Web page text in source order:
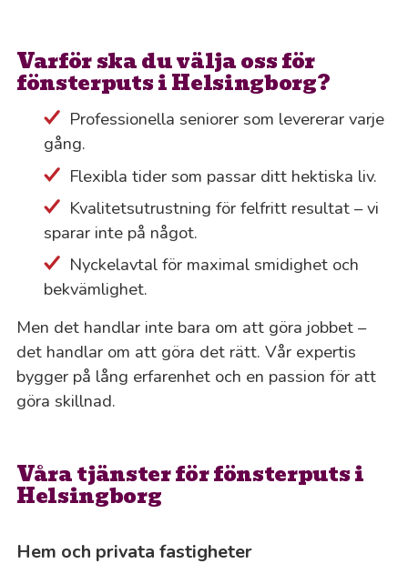
Varför ska du välja oss för
fönsterputs i Helsingborg?
Professionella seniorer som levererar varje
gång.
Flexibla tider som passar ditt hektiska liv.
Kvalitetsutrustning för felfritt resultat – vi
sparar inte på något.
Nyckelavtal för maximal smidighet och
bekvämlighet.
Men det handlar inte bara om att göra jobbet –
det handlar om att göra det rätt. Vår expertis
bygger på lång erfarenhet och en passion för att
göra skillnad.
Våra tjänster för fönsterputs i
Helsingborg
Hem och privata fastigheter